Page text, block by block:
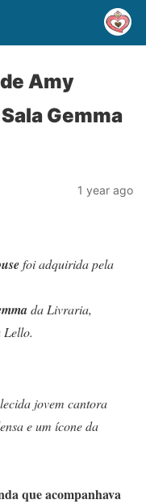
Amy
Gemma
1 year ago
foi adquirida pela
da Livraria,
Lello.
jovem cantora
e um ícone da
que acompanhava